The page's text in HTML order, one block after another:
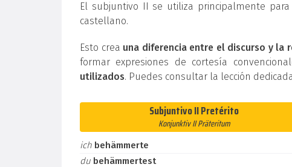
El subjuntivo II se utiliza principalmente para
castellano.
Esto crea una diferencia entre el discurso y la
formar expresiones de cortesía
utilizados. Puedes consultar la lección
Subjuntivo II Pretérito
Konjunktiv II Präteritum
ich behämmerte
du behämmertest